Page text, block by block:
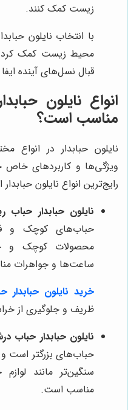
زیست کمک کنند.
با انتخاب نایلون
محیط زیست کمک
قبال نسل‌های آینده
انواع نایلون
مناسب است؟
نایلون حبابدار در انواع
ویژگی‌ها و کاربردهای خاص
رایج‌ترین انواع نایلون
نایلون حبابدار حباب
حباب‌های کوچک و
محصولات کوچک و
ساعت‌ها و جواهرات
خرید نایلون حبابدار
ظریف و جلوگیری از
نایلون حبابدار حباب
حباب‌های بزرگتر است
سنگین‌تر مانند
مناسب است.